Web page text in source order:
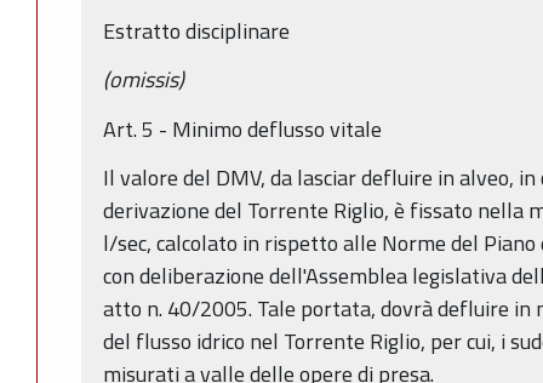
Estratto disciplinare
(omissis)
Art. 5 - Minimo deflusso vitale
Il valore del DMV, da lasciar defluire in alveo,
derivazione del Torrente Riglio, è fissato nella
l/sec, calcolato in rispetto alle Norme del
con deliberazione dell'Assemblea legislativa
atto n. 40/2005. Tale portata, dovrà defluire in
del flusso idrico nel Torrente Riglio, per cui, i
misurati a valle delle opere di presa.